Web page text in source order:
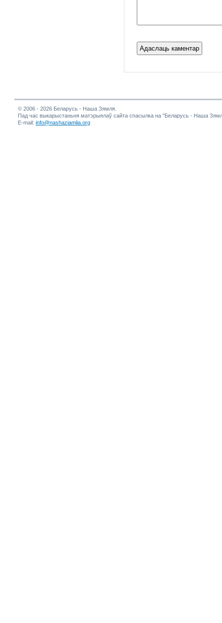
© 2006 - 2026 Беларусь - Наша Зямля.
Пад час выкарыстаньня матэрыялаў сайта спасылка на "Беларусь - Наша
E-mail: info@nashaziamlia.org